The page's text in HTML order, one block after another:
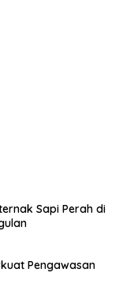
Sapi Perah di
Pengawasan